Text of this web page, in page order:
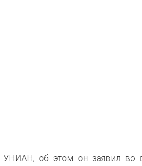
УНИАН, об этом он заявил во